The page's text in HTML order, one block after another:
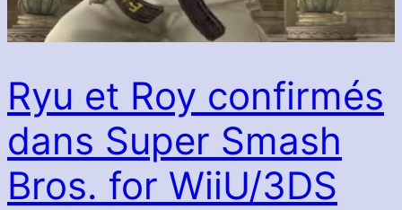
Ryu et Roy confirmés
dans Super Smash
Bros. for WiiU/3DS